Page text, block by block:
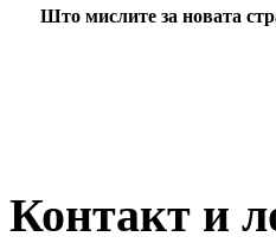
Што мислите за новата
Контакт и